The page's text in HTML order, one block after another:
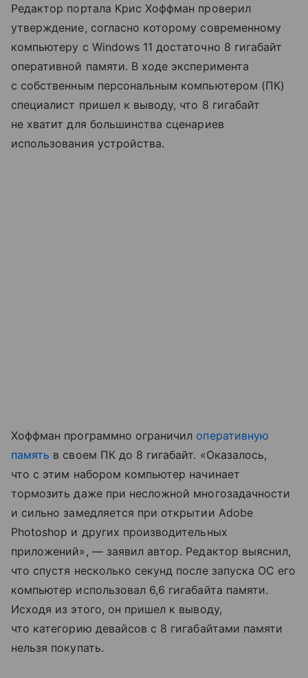
Редактор портала Крис Хоффман проверил
утверждение, согласно которому современному
компьютеру с Windows 11 достаточно 8 гигабайт
оперативной памяти. В ходе эксперимента
с собственным персональным компьютером (ПК)
специалист пришел к выводу, что 8 гигабайт
не хватит для большинства сценариев
использования устройства.
Хоффман программно ограничил оперативную
память в своем ПК до 8 гигабайт. «Оказалось,
что с этим набором компьютер начинает
тормозить даже при несложной многозадачности
и сильно замедляется при открытии Adobe
Photoshop и других производительных
приложений», — заявил автор. Редактор выяснил,
что спустя несколько секунд после запуска ОС его
компьютер использовал 6,6 гигабайта памяти.
Исходя из этого, он пришел к выводу,
что категорию девайсов с 8 гигабайтами памяти
нельзя покупать.